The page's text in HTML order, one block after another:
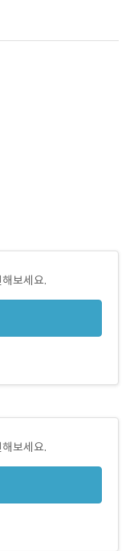
보세요.
보세요.